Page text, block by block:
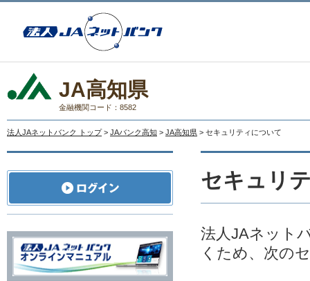
JA高知県
金融機関コード：8582
法人JAネットバンク トップ > JAバンク高知 > JA高知県 > セキュリティについて
セキュリ
法人JAネット
くため、次の